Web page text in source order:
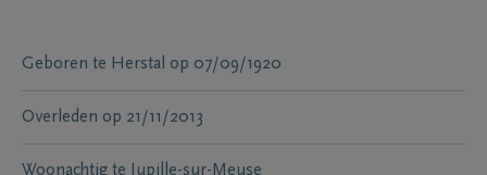
Geboren te Herstal op 07/09/1920
Overleden op 21/11/2013
Woonachtig te Jupille-sur-Meuse